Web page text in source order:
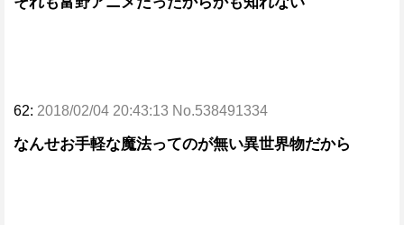
62: 2018/02/04 20:43:13 No.538491334
なんせお手軽な魔法ってのが無い異世界物だから